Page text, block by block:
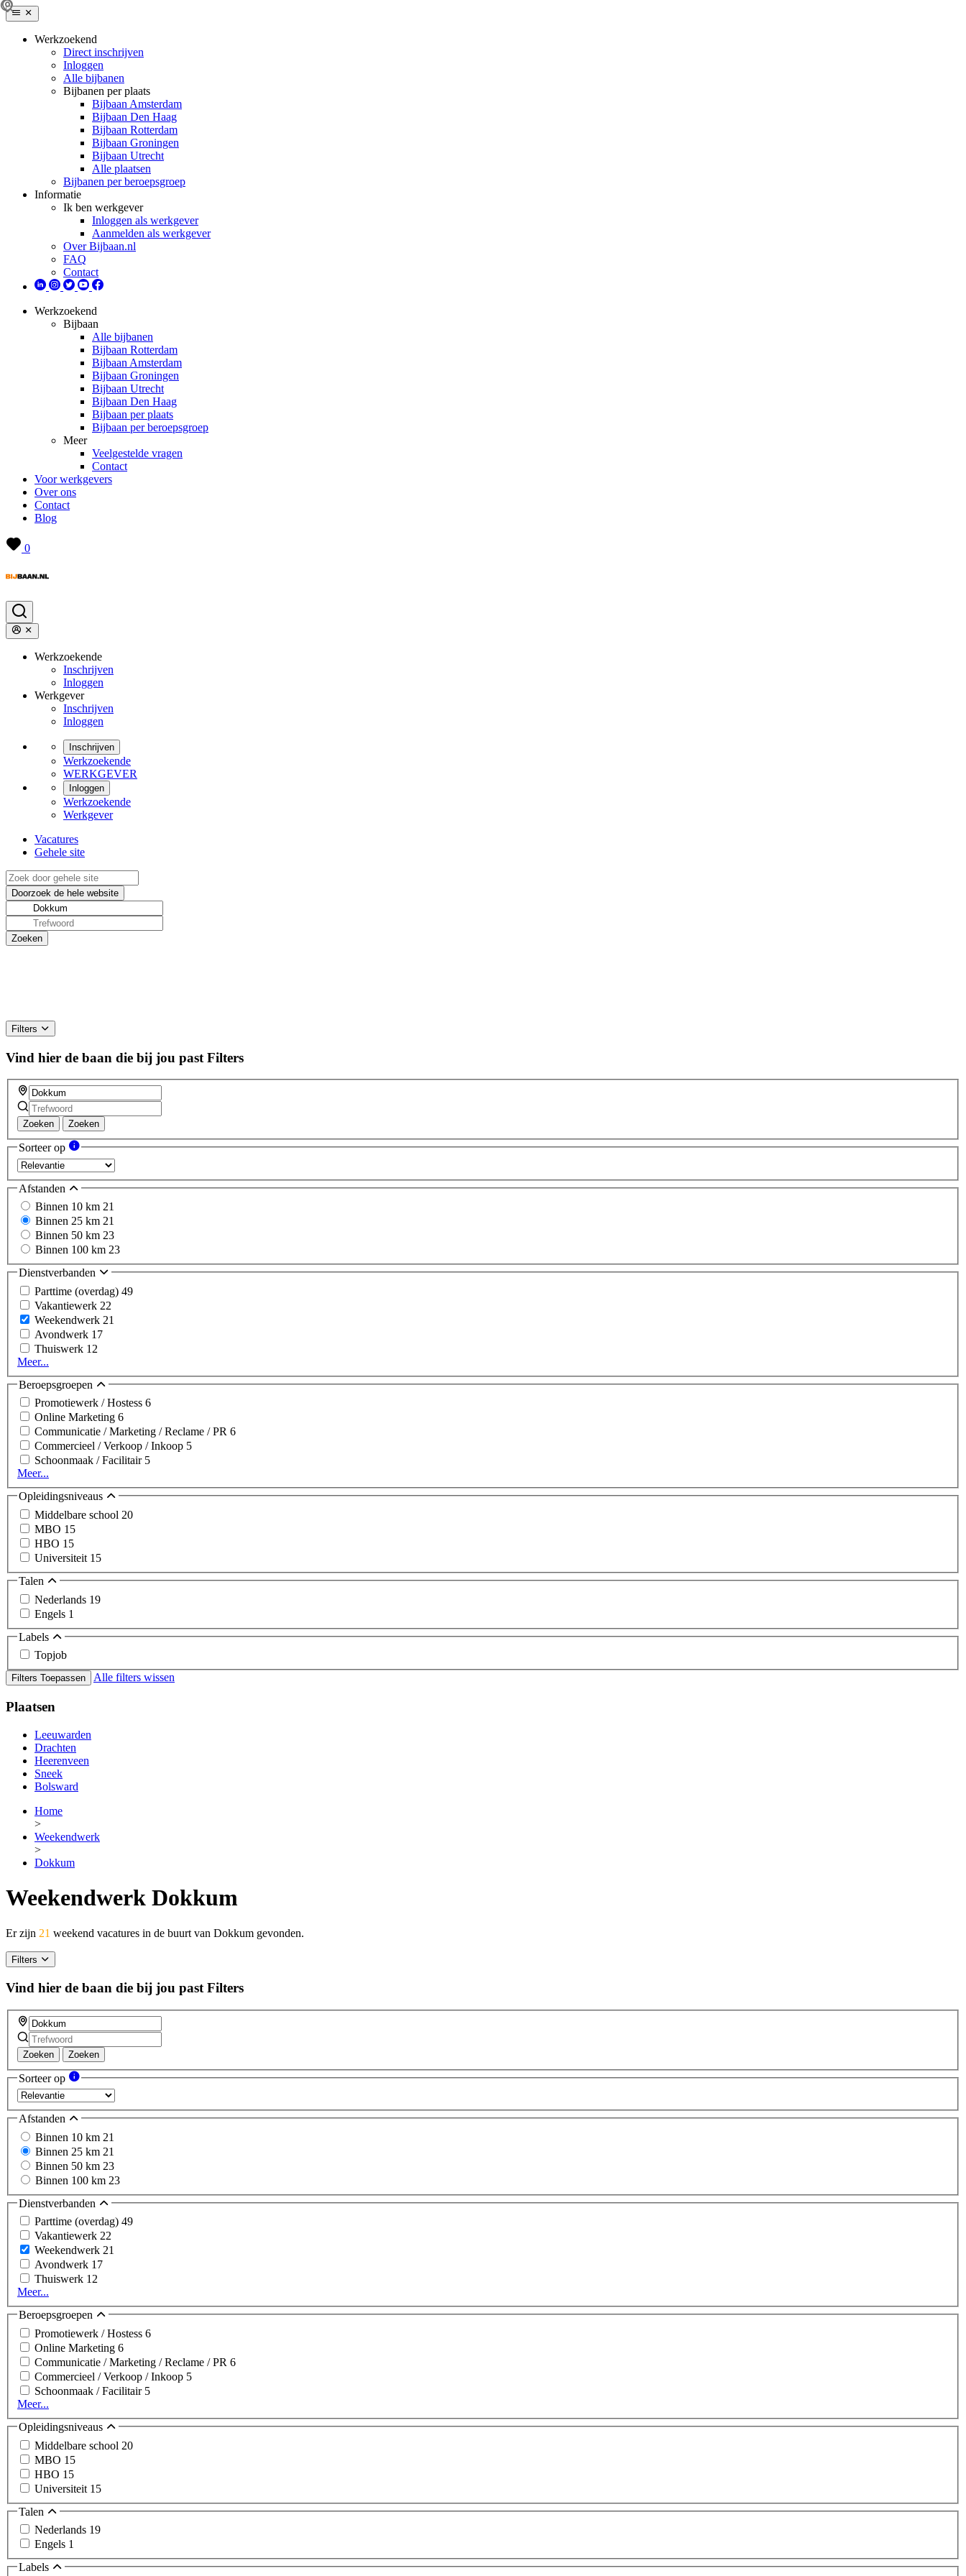
Werkzoekend
Direct inschrijven
Inloggen
Alle bijbanen
Bijbanen per plaats
Bijbaan Amsterdam
Bijbaan Den Haag
Bijbaan Rotterdam
Bijbaan Groningen
Bijbaan Utrecht
Alle plaatsen
Bijbanen per beroepsgroep
Informatie
Ik ben werkgever
Inloggen als werkgever
Aanmelden als werkgever
Over Bijbaan.nl
FAQ
Contact
Werkzoekend
Bijbaan
Alle bijbanen
Bijbaan Rotterdam
Bijbaan Amsterdam
Bijbaan Groningen
Bijbaan Utrecht
Bijbaan Den Haag
Bijbaan per plaats
Bijbaan per beroepsgroep
Meer
Veelgestelde vragen
Contact
Voor werkgevers
Over ons
Contact
Blog
0
Werkzoekende
Inschrijven
Inloggen
Werkgever
Inschrijven
Inloggen
Inschrijven
Werkzoekende
WERKGEVER
Inloggen
Werkzoekende
Werkgever
Vacatures
Gehele site
Filters
Vind hier de baan die bij jou past Filters
Zoeken Zoeken
Sorteer op
Afstanden
Binnen 10 km 21
Binnen 25 km 21
Binnen 50 km 23
Binnen 100 km 23
Dienstverbanden
Parttime (overdag) 49
Vakantiewerk 22
Weekendwerk 21
Avondwerk 17
Thuiswerk 12
Meer...
Beroepsgroepen
Promotiewerk / Hostess 6
Online Marketing 6
Communicatie / Marketing / Reclame / PR 6
Commercieel / Verkoop / Inkoop 5
Schoonmaak / Facilitair 5
Meer...
Opleidingsniveaus
Middelbare school 20
MBO 15
HBO 15
Universiteit 15
Talen
Nederlands 19
Engels 1
Labels
Topjob
Filters Toepassen Alle filters wissen
Plaatsen
Leeuwarden
Drachten
Heerenveen
Sneek
Bolsward
Home
>
Weekendwerk
>
Dokkum
Weekendwerk Dokkum
Er zijn 21 weekend vacatures in de buurt van Dokkum gevonden.
Filters
Vind hier de baan die bij jou past Filters
Zoeken Zoeken
Sorteer op
Afstanden
Binnen 10 km 21
Binnen 25 km 21
Binnen 50 km 23
Binnen 100 km 23
Dienstverbanden
Parttime (overdag) 49
Vakantiewerk 22
Weekendwerk 21
Avondwerk 17
Thuiswerk 12
Meer...
Beroepsgroepen
Promotiewerk / Hostess 6
Online Marketing 6
Communicatie / Marketing / Reclame / PR 6
Commercieel / Verkoop / Inkoop 5
Schoonmaak / Facilitair 5
Meer...
Opleidingsniveaus
Middelbare school 20
MBO 15
HBO 15
Universiteit 15
Talen
Nederlands 19
Engels 1
Labels